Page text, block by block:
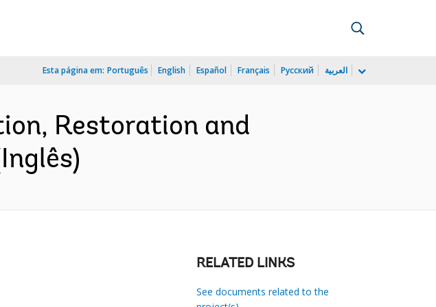
Esta página em: Português English Español Français Русский العربية
Restoration and
RELATED LINKS
See documents related to the